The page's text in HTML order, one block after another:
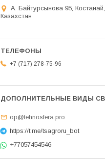
А. Байтурсынова 95, Костанай,
Казахстан
+7 (717) 278-75-96
op@tehnosfera.pro
https://t.me/tsagroru_bot
+77057454546